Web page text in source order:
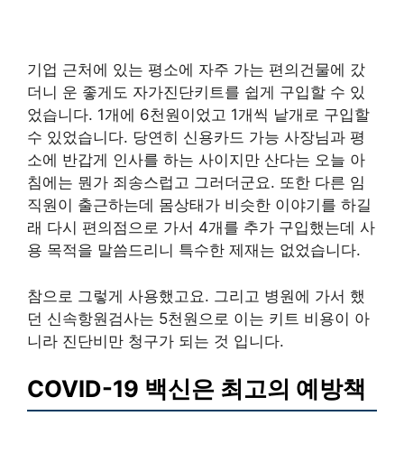
기업 근처에 있는 평소에 자주 가는 편의건물에 갔
더니 운 좋게도 자가진단키트를 쉽게 구입할 수 있
었습니다. 1개에 6천원이었고 1개씩 낱개로 구입할
수 있었습니다. 당연히 신용카드 가능 사장님과 평
소에 반갑게 인사를 하는 사이지만 산다는 오늘 아
침에는 뭔가 죄송스럽고 그러더군요. 또한 다른 임
직원이 출근하는데 몸상태가 비슷한 이야기를 하길
래 다시 편의점으로 가서 4개를 추가 구입했는데 사
용 목적을 말씀드리니 특수한 제재는 없었습니다.
참으로 그렇게 사용했고요. 그리고 병원에 가서 했
던 신속항원검사는 5천원으로 이는 키트 비용이 아
니라 진단비만 청구가 되는 것 입니다.
COVID-19 백신은 최고의 예방책